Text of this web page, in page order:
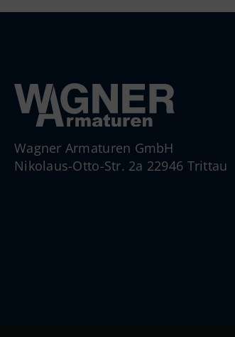
Wagner Armaturen GmbH
Nikolaus-Otto-Str. 2a 22946 Trittau